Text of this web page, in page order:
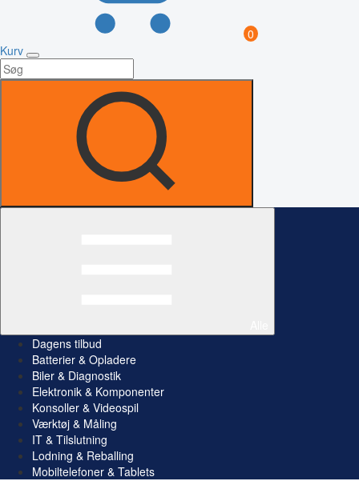
0
Kurv
Dagens tilbud
Batterier & Opladere
Biler & Diagnostik
Elektronik & Komponenter
Konsoller & Videospil
Værktøj & Måling
IT & Tilslutning
Lodning & Reballing
Mobiltelefoner & Tablets